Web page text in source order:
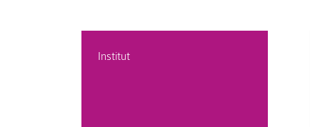
Institut